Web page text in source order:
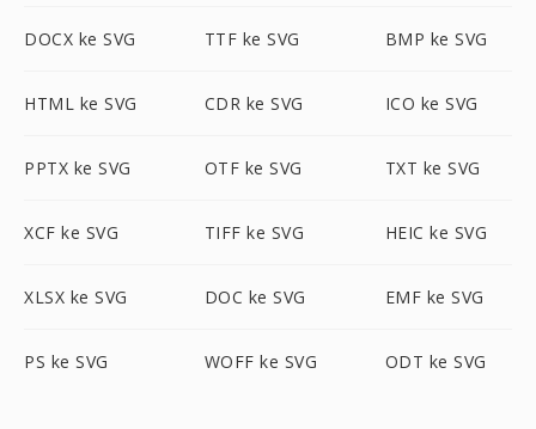
DOCX ke SVG TTF ke SVG BMP ke SVG
HTML ke SVG CDR ke SVG ICO ke SVG
PPTX ke SVG OTF ke SVG TXT ke SVG
XCF ke SVG TIFF ke SVG HEIC ke SVG
XLSX ke SVG DOC ke SVG EMF ke SVG
PS ke SVG WOFF ke SVG ODT ke SVG